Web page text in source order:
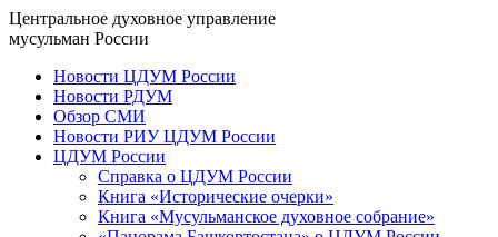
Центральное духовное управление
мусульман России
Новости ЦДУМ России
Новости РДУМ
Обзор СМИ
Новости РИУ ЦДУМ России
ЦДУМ России
Справка о ЦДУМ России
Книга «Исторические очерки»
Книга «Мусульманское духовное собрание»